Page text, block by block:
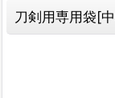
刀剣用専用袋[